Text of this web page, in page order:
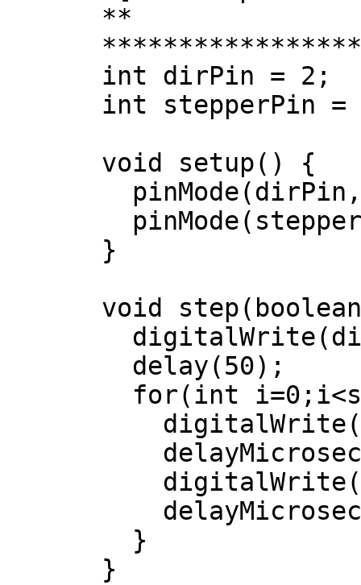
**
int dirPin = 2;
int stepperPin =
void setup() {
pinMode(dirPin,
}
void
delay(50);
for(int
}
}